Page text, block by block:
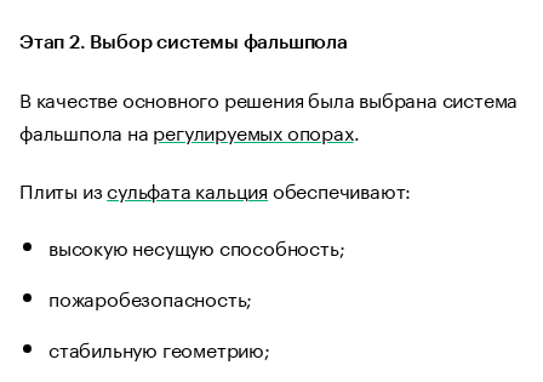
Этап 2. Выбор системы фальшпола
В качестве основного решения была выбрана система
фальшпола на регулируемых опорах.
Плиты изсульфата кальция обеспечивают:
высокую несущую способность;
пожаробезопасность;
стабильную геометрию;